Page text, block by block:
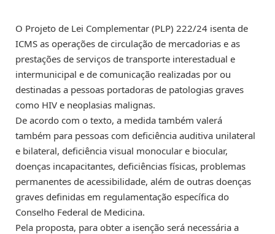
O Projeto de Lei Complementar (PLP) 222/24 isenta de
ICMS as operações de circulação de mercadorias e as
prestações de serviços de transporte interestadual e
intermunicipal e de comunicação realizadas por ou
destinadas a pessoas portadoras de patologias graves
como HIV e neoplasias malignas.
De acordo com o texto, a medida também valerá
também para pessoas com deficiência auditiva unilateral
e bilateral, deficiência visual monocular e biocular,
doenças incapacitantes, deficiências físicas, problemas
permanentes de acessibilidade, além de outras doenças
graves definidas em regulamentação específica do
Conselho Federal de Medicina.
Pela proposta, para obter a isenção será necessária a